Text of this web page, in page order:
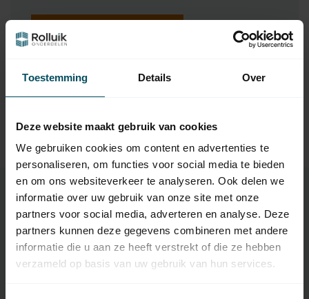
Toestemming Details Over
Deze website maakt gebruik van cookies
We gebruiken cookies om content en advertenties te
personaliseren, om functies voor social media te bieden
en om ons websiteverkeer te analyseren. Ook delen we
informatie over uw gebruik van onze site met onze
partners voor social media, adverteren en analyse. Deze
partners kunnen deze gegevens combineren met andere
informatie die u aan ze heeft verstrekt of die ze hebben
verzameld op basis van uw gebruik van hun services.
https://www.rolluikonderdelen.nl/nl/merken/selve/adapti
esets-rolluikmotor/type-2-vanaf-50-mm-6-t-m-50-nm-6/
Specificaties
Artikelnummer 1889